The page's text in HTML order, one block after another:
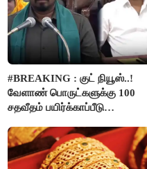
#BREAKING : குட் நியூஸ்..!
வேளாண் பொருட்களுக்கு 100
சதவீதம் பயிர்க்காப்பீடு
வினோத்..!